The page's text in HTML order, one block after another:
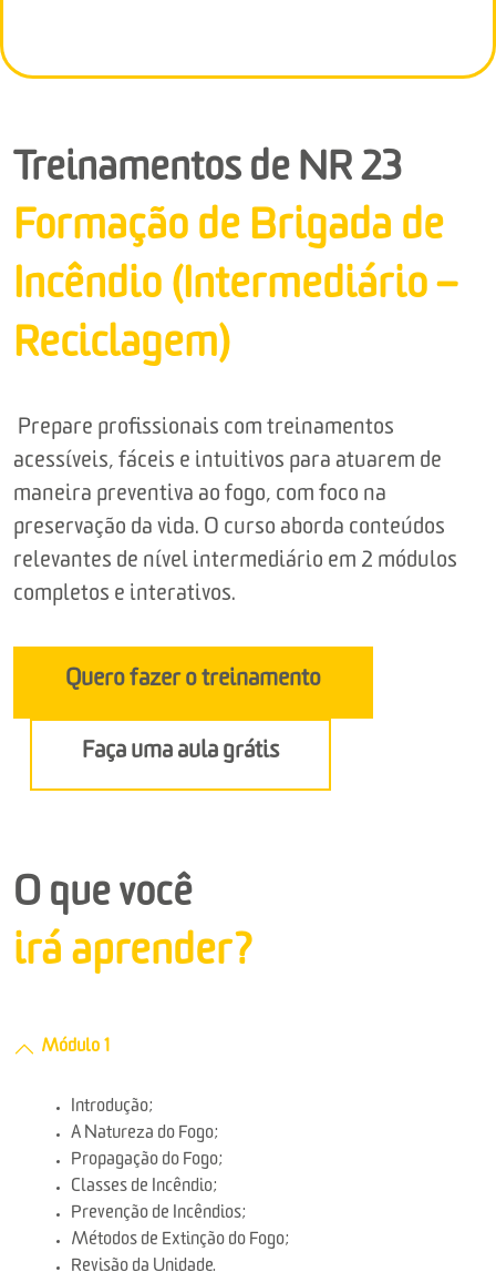
Treinamentos de NR 23
Formação de Brigada de
Incêndio (Intermediário –
Reciclagem)
Prepare profissionais com treinamentos
acessíveis, fáceis e intuitivos para atuarem de
maneira preventiva ao fogo, com foco na
preservação da vida. O curso aborda conteúdos
relevantes de nível intermediário em 2 módulos
completos e interativos.
Quero fazer o treinamento
Faça uma aula grátis
O que você
irá aprender?
Módulo 1
Introdução;
A Natureza do Fogo;
Propagação do Fogo;
Classes de Incêndio;
Prevenção de Incêndios;
Métodos de Extinção do Fogo;